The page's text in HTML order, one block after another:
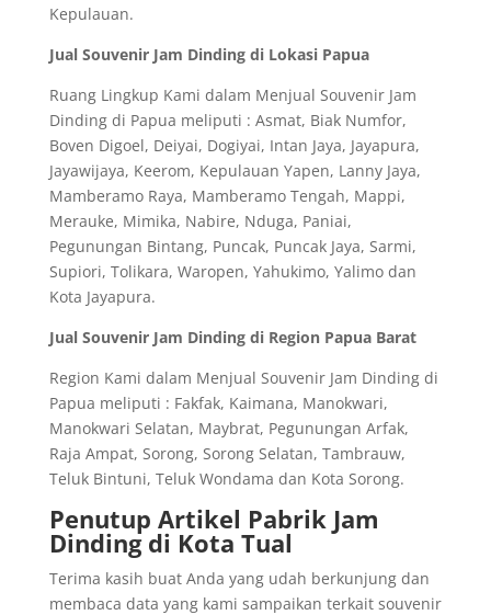
Kepulauan.
Jual Souvenir Jam Dinding di Lokasi Papua
Ruang Lingkup Kami dalam Menjual Souvenir Jam
Dinding di Papua meliputi : Asmat, Biak Numfor,
Boven Digoel, Deiyai, Dogiyai, Intan Jaya, Jayapura,
Jayawijaya, Keerom, Kepulauan Yapen, Lanny Jaya,
Mamberamo Raya, Mamberamo Tengah, Mappi,
Merauke, Mimika, Nabire, Nduga, Paniai,
Pegunungan Bintang, Puncak, Puncak Jaya, Sarmi,
Supiori, Tolikara, Waropen, Yahukimo, Yalimo dan
Kota Jayapura.
Jual Souvenir Jam Dinding di Region Papua Barat
Region Kami dalam Menjual Souvenir Jam Dinding di
Papua meliputi : Fakfak, Kaimana, Manokwari,
Manokwari Selatan, Maybrat, Pegunungan Arfak,
Raja Ampat, Sorong, Sorong Selatan, Tambrauw,
Teluk Bintuni, Teluk Wondama dan Kota Sorong.
Penutup Artikel Pabrik Jam
Dinding di Kota Tual
Terima kasih buat Anda yang udah berkunjung dan
membaca data yang kami sampaikan terkait souvenir